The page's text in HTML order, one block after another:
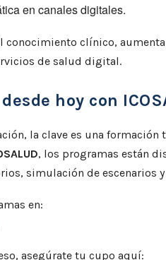
en canales digitales.
conocimiento clínico,
de salud digital.
hoy con
la clave es una
, los programas están
simulación de escenarios
en:
asegúrate tu cupo aquí: